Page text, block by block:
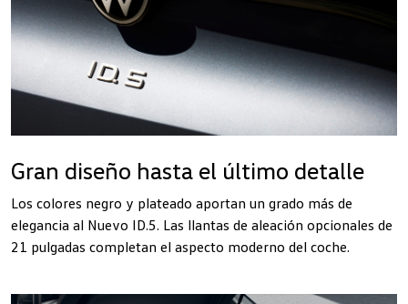
Gran diseño hasta el último detalle
Los colores negro y plateado aportan un grado más de
elegancia al Nuevo ID.5. Las llantas de aleación opcionales de
21 pulgadas completan el aspecto moderno del coche.